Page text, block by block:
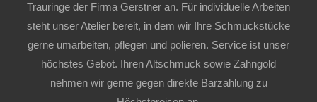
Trauringe der Firma Gerstner an. Für individuelle Arbeiten
steht unser Atelier bereit, in dem wir Ihre Schmuckstücke
gerne umarbeiten, pflegen und polieren. Service ist unser
höchstes Gebot. Ihren Altschmuck sowie Zahngold
nehmen wir gerne gegen direkte Barzahlung zu